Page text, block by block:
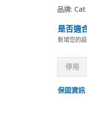
品牌: Cat
是否適
新增您的
停用
保固資訊